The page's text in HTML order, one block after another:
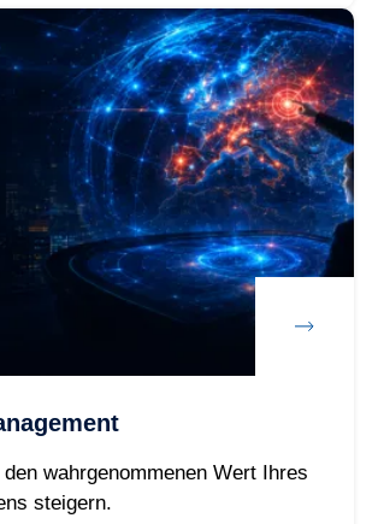
wahrgenommenen Wert Ihres
steigern.